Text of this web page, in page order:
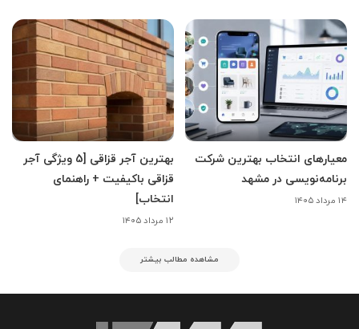
معیارهای انتخاب بهترین شرکت
برنامه‌نویسی در مشهد
۱۴ مرداد ۱۴۰۵
بهترین آجر قزاقی [5 ویژگی آجر
قزاقی باکیفیت + راهنمای
انتخاب]
۱۲ مرداد ۱۴۰۵
مشاهده مطالب بیشتر